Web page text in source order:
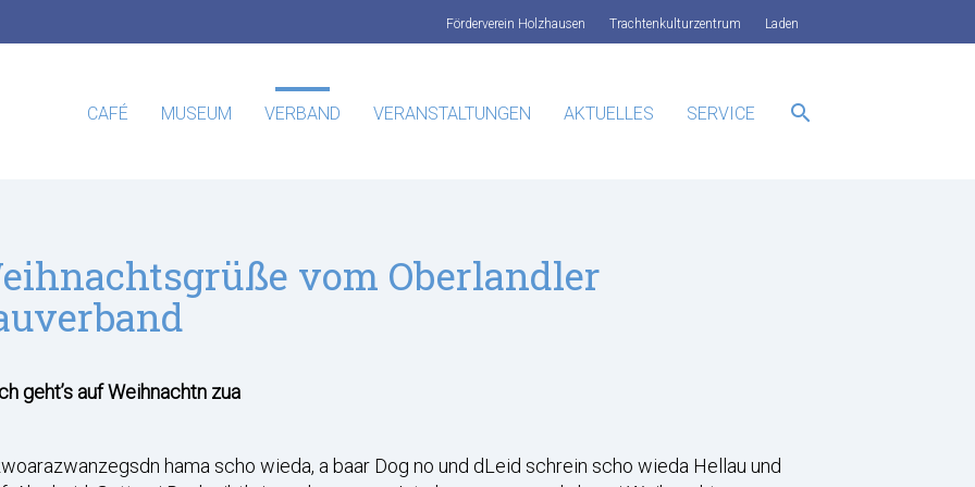
Laden
Trachtenkulturzentrum
Förderverein Holzhausen
CAFÉ MUSEUM VERBAND VERANSTALTUNGEN AKTUELLES SERVICE search
vom Oberlandler
geht’s auf Weihnachtn zua
hama scho wieda, a baar Dog no und dLeid schrein scho wieda Hellau und